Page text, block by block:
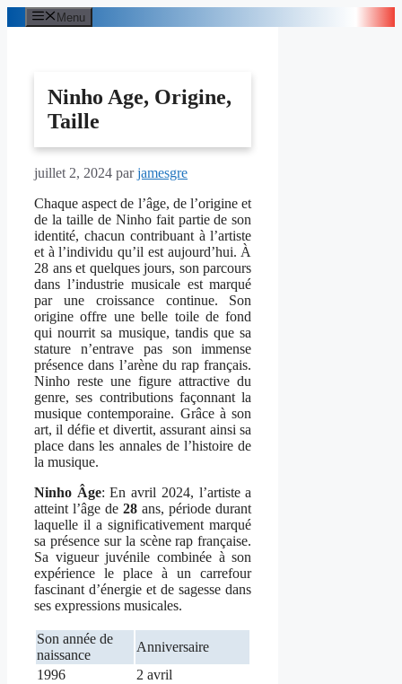
Aller
au
Menu
Ninho Age, Origine,
Taille
juillet 2, 2024 parjamesgre
Chaque aspect de l’âge, de l’origine et
de la taille de Ninho fait partie de son
identité, chacun contribuant à l’artiste
et à l’individu qu’il est aujourd’hui. À
28 ans et quelques jours, son parcours
dans l’industrie musicale est marqué
par une croissance continue. Son
origine offre une belle toile de fond
qui nourrit sa musique, tandis que sa
stature n’entrave pas son immense
présence dans l’arène du rap français.
Ninho reste une figure attractive du
genre, ses contributions façonnant la
musique contemporaine. Grâce à son
art, il défie et divertit, assurant ainsi sa
place dans les annales de l’histoire de
la musique.
Ninho Âge: En avril 2024, l’artiste a
atteint l’âge de28 ans, période durant
laquelle il a significativement marqué
sa présence sur la scène rap française.
Sa vigueur juvénile combinée à son
expérience le place à un carrefour
fascinant d’énergie et de sagesse dans
ses expressions musicales.
Son année de
naissance
Anniversaire
1996
2 avril